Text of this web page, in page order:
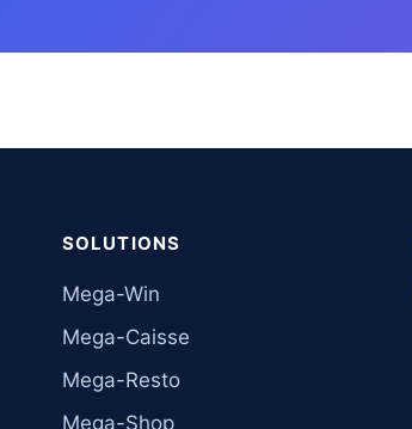
SOLUTIONS
Mega-Win
Mega-Caisse
Mega-Resto
Mega-Shop